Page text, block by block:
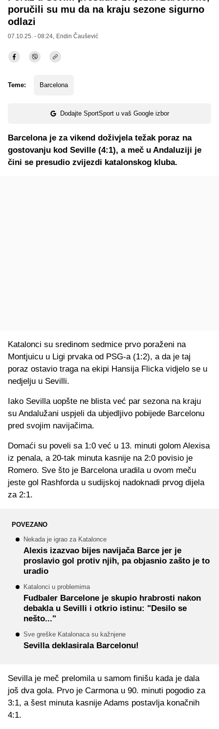
poručili su mu da na kraju sezone sigurno
odlazi
07.10.25. - 08:24, Endin Čaušević
Teme: Barcelona
Dodajte SportSport u vaš Google izbor
Barcelona je za vikend doživjela težak poraz na
gostovanju kod Seville (4:1), a meč u Andaluziji je
čini se presudio zvijezdi katalonskog kluba.
Katalonci su sredinom sedmice prvo poraženi na
Montjuicu u Ligi prvaka od PSG-a (1:2), a da je taj
poraz ostavio traga na ekipi Hansija Flicka vidjelo se u
nedjelju u Sevilli.
Iako Sevilla uopšte ne blista već par sezona na kraju
su Andalužani uspjeli da ubjedljivo pobijede Barcelonu
pred svojim navijačima.
Domaći su poveli sa 1:0 već u 13. minuti golom Alexisa
iz penala, a 20-tak minuta kasnije na 2:0 povisio je
Romero. Sve što je Barcelona uradila u ovom meču
jeste gol Rashforda u sudijskoj nadoknadi prvog dijela
za 2:1.
POVEZANO
Nekada je igrao za Katalonce
Alexis izazvao bijes navijača Barce jer je
proslavio gol protiv njih, pa objasnio zašto je to
uradio
Katalonci u problemima
Fudbaler Barcelone je skupio hrabrosti nakon
debakla u Sevilli i otkrio istinu: "Desilo se
nešto..."
Sve greške Katalonaca su kažnjene
Sevilla deklasirala Barcelonu!
Sevilla je meč prelomila u samom finišu kada je dala
još dva gola. Prvo je Carmona u 90. minuti pogodio za
3:1, a šest minuta kasnije Adams postavlja konačnih
4:1.